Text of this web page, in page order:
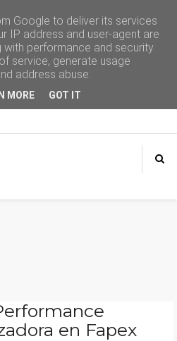
en Fapex
Google to deliver its services
IP address and user-agent are
performance and security
service, generate usage
address abuse.
MORE GOT IT